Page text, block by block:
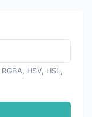
HSV, HSL,